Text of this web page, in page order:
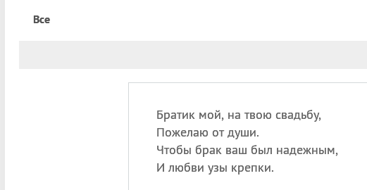
Все
Братик мой, на твою свадьбу,
Пожелаю от души.
Чтобы брак ваш был надежным,
И любви узы крепки.